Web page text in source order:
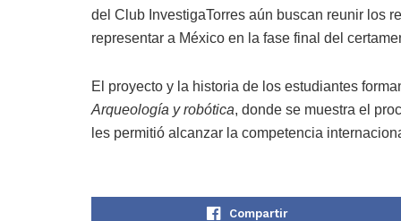
del Club InvestigaTorres aún buscan reunir los
representar a México en la fase final del
El proyecto y la historia de los estudiantes
Arqueología y robótica, donde se muestra el
les permitió alcanzar la competencia
Compartir